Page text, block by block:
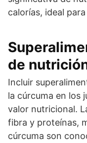
calorías, ideal
de
Incluir
la cúrcuma en los
valor nutricional.
fibra y proteínas,
cúrcuma son